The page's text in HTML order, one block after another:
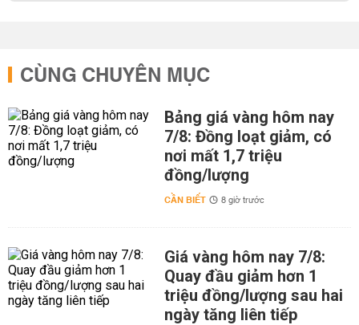
CÙNG CHUYÊN MỤC
Bảng giá vàng hôm nay
7/8: Đồng loạt giảm, có
nơi mất 1,7 triệu
đồng/lượng
CẦN BIẾT 8 giờ trước
Giá vàng hôm nay 7/8:
Quay đầu giảm hơn 1
triệu đồng/lượng sau hai
ngày tăng liên tiếp